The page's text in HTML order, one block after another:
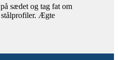
sædet og tag fat om
stålprofiler. Ægte